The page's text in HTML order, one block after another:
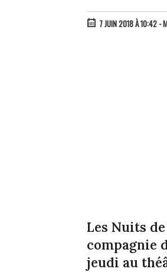
7 JUIN 2018 À 10:42 -
Les Nuits
compagnie
jeudi au